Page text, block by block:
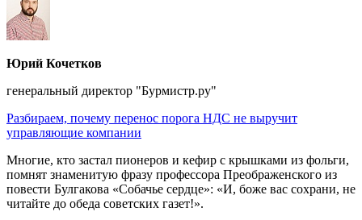
Юрий Кочетков
генеральный директор "Бурмистр.ру"
Разбираем, почему перенос порога НДС не выручит
управляющие компании
Многие, кто застал пионеров и кефир с крышками из фольги,
помнят знаменитую фразу профессора Преображенского из
повести Булгакова «Собачье сердце»: «И, боже вас сохрани, не
читайте до обеда советских газет!».